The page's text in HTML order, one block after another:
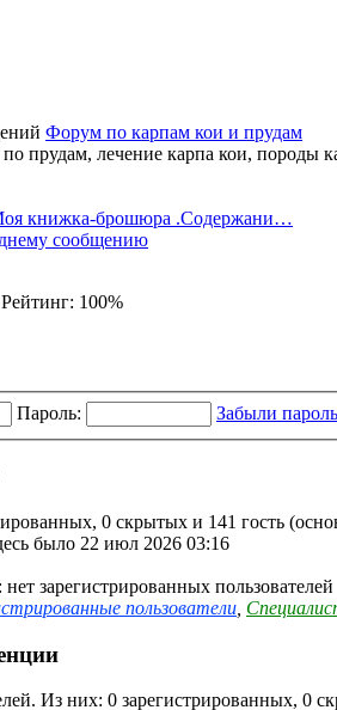
Форум по карпам кои и прудам
прудам, лечение карпа кои, породы
книжка-брошюра .Содержани…
сообщению
Рейтинг: 100%
Пароль: Забыли
0 скрытых и 141 гость
было 22 июл 2026 03:16
зарегистрированных пользователей
пользователи
Из них: 0 зарегистрированных, 0